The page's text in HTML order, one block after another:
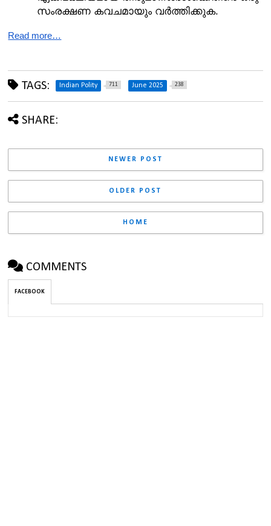
സംരക്ഷണ കവചമായും വർത്തിക്കുക.
Read more…
TAGS: Indian Polity 711 June 2025 238
SHARE:
NEWER POST
OLDER POST
HOME
COMMENTS
FACEBOOK